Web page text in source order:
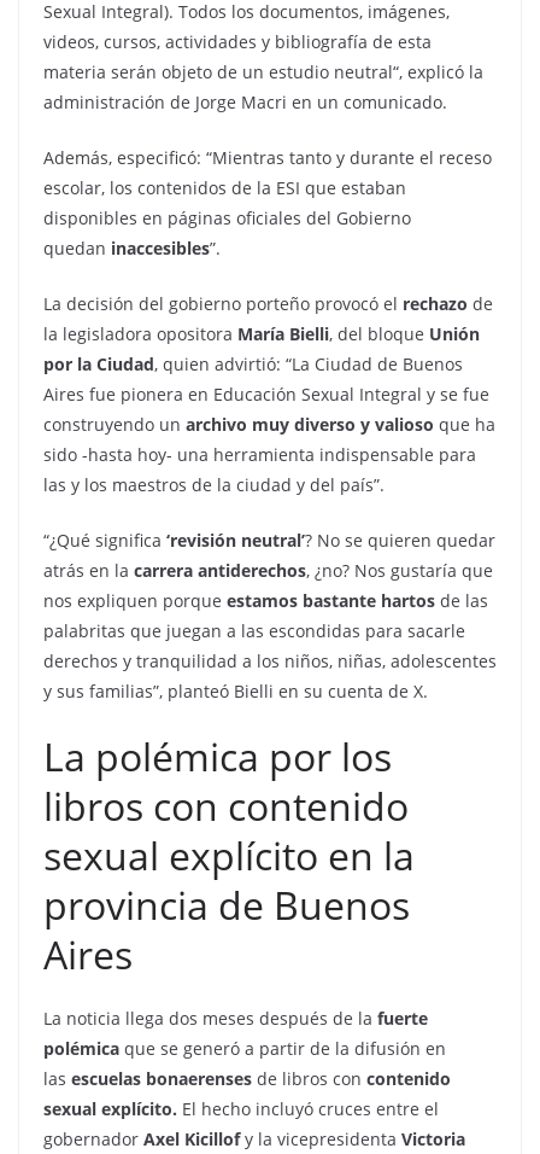
Sexual Integral). Todos los documentos, imágenes,
videos, cursos, actividades y bibliografía de esta
materia serán objeto de un estudio neutral“, explicó la
administración de Jorge Macri en un comunicado.
Además, especificó: “Mientras tanto y durante el receso
escolar, los contenidos de la ESI que estaban
disponibles en páginas oficiales del Gobierno
quedan inaccesibles”.
La decisión del gobierno porteño provocó el rechazo de
la legisladora opositora María Bielli, del bloque Unión
por la Ciudad, quien advirtió: “La Ciudad de Buenos
Aires fue pionera en Educación Sexual Integral y se fue
construyendo un archivo muy diverso y valioso que ha
sido -hasta hoy- una herramienta indispensable para
las y los maestros de la ciudad y del país”.
“¿Qué significa ‘revisión neutral’? No se quieren quedar
atrás en la carrera antiderechos, ¿no? Nos gustaría que
nos expliquen porque estamos bastante hartos de las
palabritas que juegan a las escondidas para sacarle
derechos y tranquilidad a los niños, niñas, adolescentes
y sus familias”, planteó Bielli en su cuenta de X.
La polémica por los
libros con contenido
sexual explícito en la
provincia de Buenos
Aires
La noticia llega dos meses después de la fuerte
polémica que se generó a partir de la difusión en
las escuelas bonaerenses de libros con contenido
sexual explícito. El hecho incluyó cruces entre el
gobernador Axel Kicillofy la vicepresidenta Victoria